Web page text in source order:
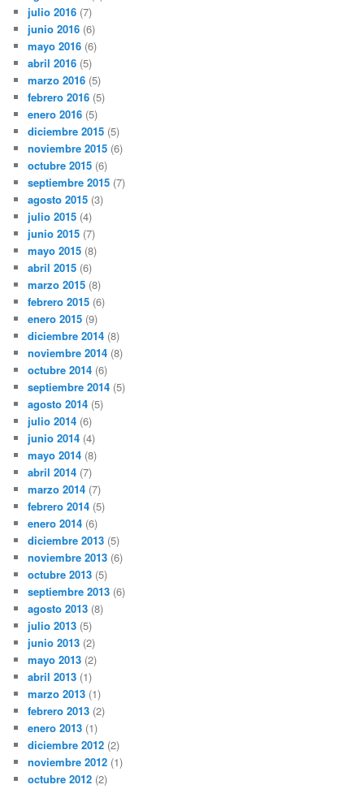
julio 2016 (7)
junio 2016 (6)
mayo 2016 (6)
abril 2016 (5)
marzo 2016 (5)
febrero 2016 (5)
enero 2016 (5)
diciembre 2015 (5)
noviembre 2015 (6)
octubre 2015 (6)
septiembre 2015 (7)
agosto 2015 (3)
julio 2015 (4)
junio 2015 (7)
mayo 2015 (8)
abril 2015 (6)
marzo 2015 (8)
febrero 2015 (6)
enero 2015 (9)
diciembre 2014 (8)
noviembre 2014 (8)
octubre 2014 (6)
septiembre 2014 (5)
agosto 2014 (5)
julio 2014 (6)
junio 2014 (4)
mayo 2014 (8)
abril 2014 (7)
marzo 2014 (7)
febrero 2014 (5)
enero 2014 (6)
diciembre 2013 (5)
noviembre 2013 (6)
octubre 2013 (5)
septiembre 2013 (6)
agosto 2013 (8)
julio 2013 (5)
junio 2013 (2)
mayo 2013 (2)
abril 2013 (1)
marzo 2013 (1)
febrero 2013 (2)
enero 2013 (1)
diciembre 2012 (2)
noviembre 2012 (1)
octubre 2012 (2)